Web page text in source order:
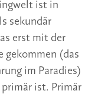
ist in
sekundär
erst mit der
gekommen (das
im Paradies)
ist. Primär